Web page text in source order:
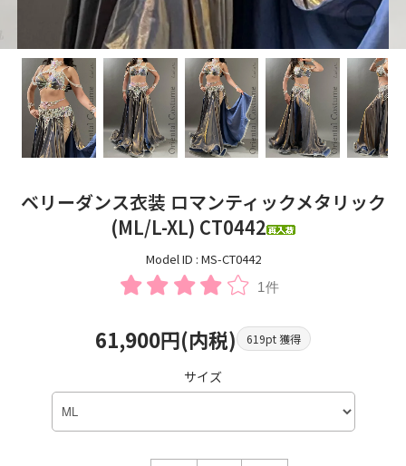
ベリーダンス衣装 ロマンティックメタリック
(ML/L-XL) CT0442
Model ID : MS-CT0442
1件
61,900円(内税) 619pt 獲得
サイズ